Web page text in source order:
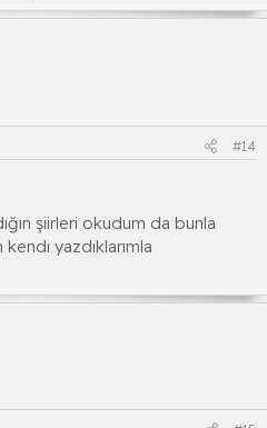
#14
şiirleri okudum da bunla
yazdıklarımla